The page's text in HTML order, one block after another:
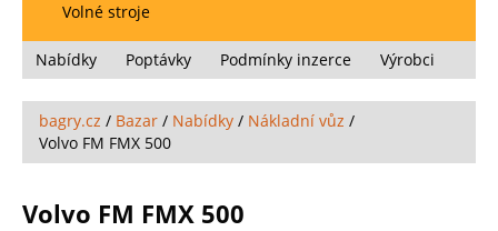
Volné stroje
Nabídky Poptávky Podmínky inzerce Výrobci
bagry.cz / Bazar / Nabídky / Nákladní vůz /
Volvo FM FMX 500
Volvo FM FMX 500